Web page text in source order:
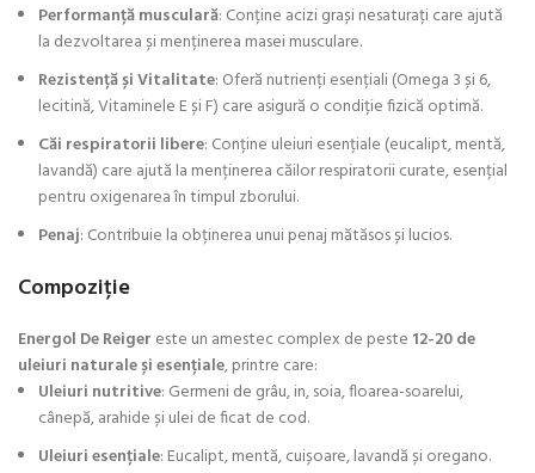
Performanță musculară: Conține acizi grași nesaturați care ajută
la dezvoltarea și menținerea masei musculare.
Rezistență și Vitalitate: Oferă nutrienți esențiali (Omega 3 și 6,
lecitină, Vitaminele E și F) care asigură o condiție fizică optimă.
Căi respiratorii libere: Conține uleiuri esențiale (eucalipt, mentă,
lavandă) care ajută la menținerea căilor respiratorii curate, esențial
pentru oxigenarea în timpul zborului.
Penaj: Contribuie la obținerea unui penaj mătăsos și lucios.
Compoziție
Energol De Reiger este un amestec complex de peste 12-20 de
uleiuri naturale și esențiale, printre care:
Uleiuri nutritive: Germeni de grâu, in, soia, floarea-soarelui,
cânepă, arahide și ulei de ficat de cod.
Uleiuri esențiale: Eucalipt, mentă, cuișoare, lavandă și oregano.